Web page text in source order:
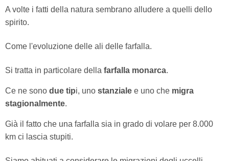
A volte i fatti della natura sembrano alludere a quelli dello
spirito.
Come l'evoluzione delle ali delle farfalla.
Si tratta in particolare della farfalla monarca.
Ce ne sono due tipi, uno stanziale e uno che migra
stagionalmente.
Già il fatto che una farfalla sia in grado di volare per 8.000
km ci lascia stupiti.